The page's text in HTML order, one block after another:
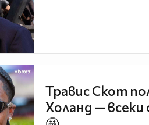
Травис Скот
Холанд — всеки